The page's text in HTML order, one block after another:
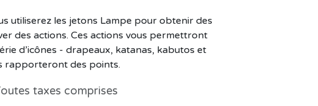
utiliserez les jetons Lampe pour obtenir des
des actions. Ces actions vous permettront
d’icônes - drapeaux, katanas, kabutos et
rapporteront des points.
taxes comprises